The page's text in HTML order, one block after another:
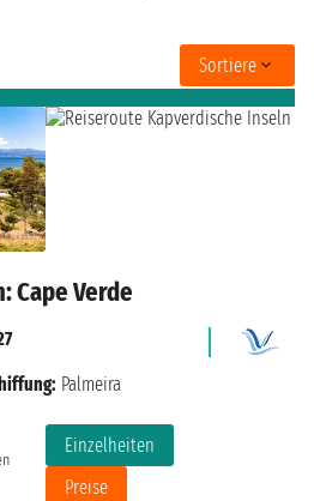
Sortiere
Cape Verde
Einzelheiten
Preise
Palmeira